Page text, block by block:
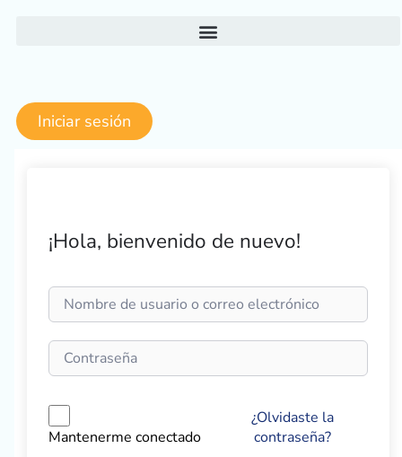
Iniciar sesión
¡Hola, bienvenido de nuevo!
Mantenerme conectado
¿Olvidaste la
contraseña?